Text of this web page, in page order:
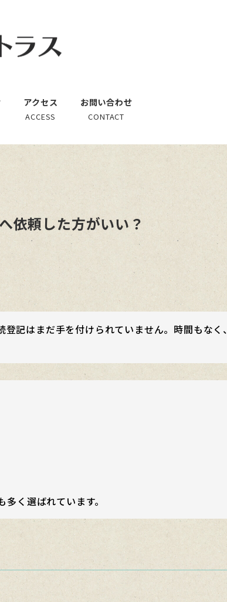
アクセス
ACCESS
お問い合わせ
CONTACT
依頼した方がいい？
記はまだ手を付けられていません。時間もなく、
く選ばれています。